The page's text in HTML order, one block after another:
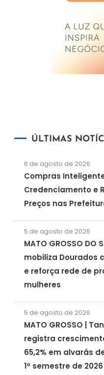
ÚLTIMAS
6 de agosto de 2026
Compras
Credenciamento e
Preços nas
5 de agosto de 2026
MATO GROSSO DO
mobiliza Dourados
e reforça rede de
mulheres
5 de agosto de 2026
MATO GROSSO |
registra
65,2% em alvarás
1º semestre de 2026